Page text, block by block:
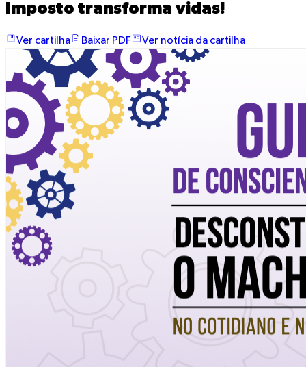
Imposto transforma vidas!
Ver cartilha Baixar PDF Ver notícia da cartilha